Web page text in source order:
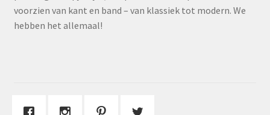
voorzien van kant en band – van klassiek tot modern. We
hebben het allemaal!